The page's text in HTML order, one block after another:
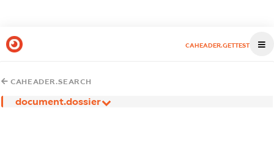
CAHEADER.GETTEST
CAHEADER.SEARCH
document.dossier